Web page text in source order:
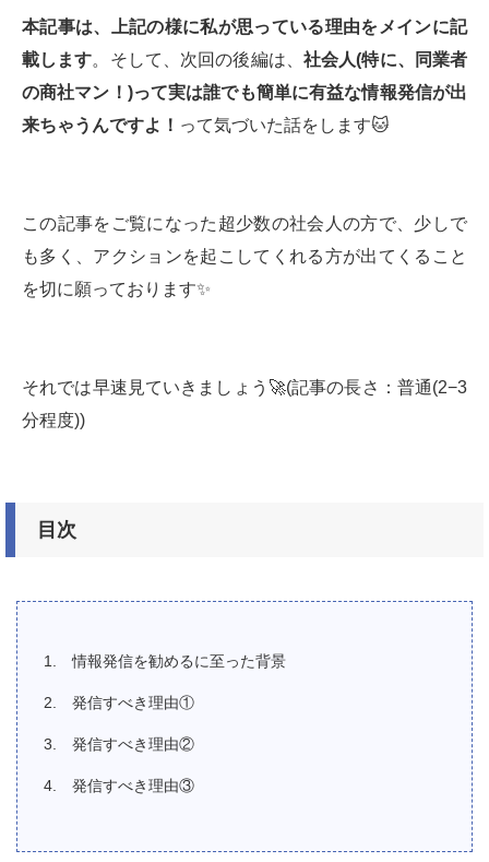
本記事は、上記の様に私が思っている理由をメインに記
載します。そして、次回の後編は、 社会人(特に、同業者
の商社マン！)って実は誰でも簡単に有益な情報発信が出
来ちゃうんですよ！ って気づいた話をします🐱
この記事をご覧になった超少数の社会人の方で、少しで
も多く、アクションを起こしてくれる方が出てくること
を切に願っております✨
それでは早速見ていきましょう🚀(記事の長さ：普通(2−3
分程度))
目次
情報発信を勧めるに至った背景
発信すべき理由①
発信すべき理由②
発信すべき理由③